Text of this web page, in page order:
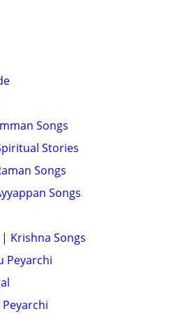
Songs
Stories
Songs
Songs
Krishna Songs
Peyarchi